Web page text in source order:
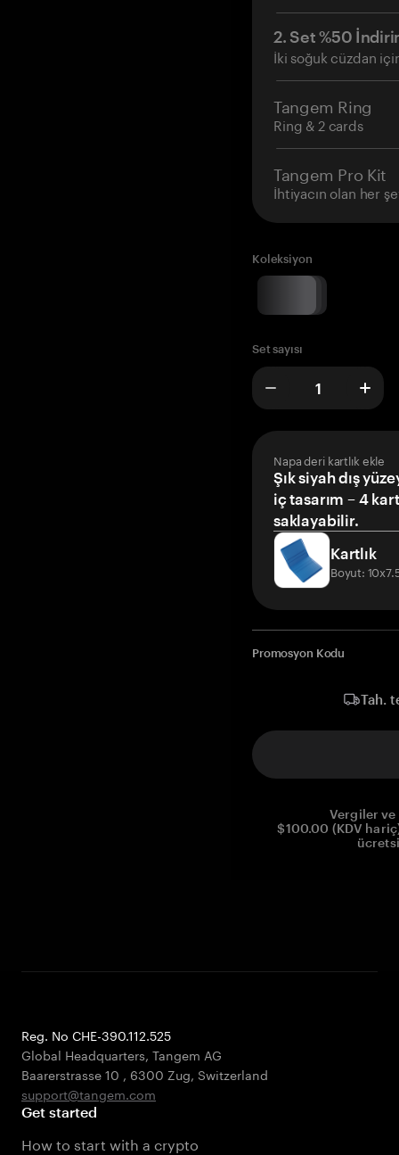
2. Set %50
İki soğuk cüzdan
Tangem Ring
Ring & 2 cards
Tangem Pro Kit
İhtiyacın olan her
Koleksiyon
Set sayısı
Napa deri kartlık ekle
Şık siyah dış
iç tasarım – 4
saklayabilir.
Kartlık
Boyut:
Promosyon Kodu
Tah.
Vergiler
$100.00 (KDV
Reg. No CHE-390.112.525
Global Headquarters, Tangem AG
Baarerstrasse 10 , 6300 Zug, Switzerland
support@tangem.com
Get started
How to start with a crypto